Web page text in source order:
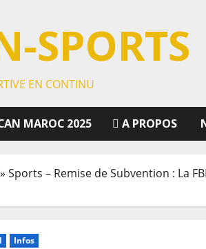
SPORTS
EN CONTINU
MAROC 2025 A PROPOS
» Sports – Remise de Subvention : La
Infos